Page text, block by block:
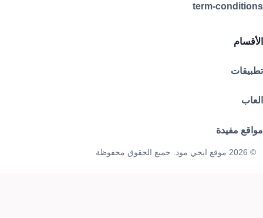
term-conditions
الأقسام
تطبيقات
العاب
مواقع مفيدة
© 2026 موقع ايجي مود. جميع الحقوق محفوظة